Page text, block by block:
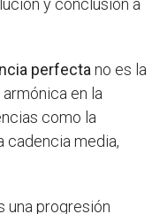
y conclusión a
perfecta no es la
en la
como la
cadencia media,
una progresión